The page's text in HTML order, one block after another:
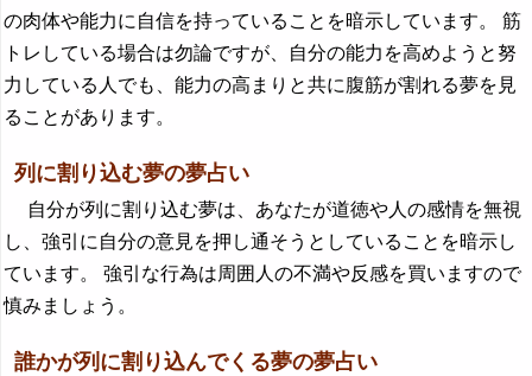
の肉体や能力に自信を持っていることを暗示しています。 筋
トレしている場合は勿論ですが、自分の能力を高めようと努
力している人でも、能力の高まりと共に腹筋が割れる夢を見
ることがあります。
列に割り込む夢の夢占い
自分が列に割り込む夢は、あなたが道徳や人の感情を無視
し、強引に自分の意見を押し通そうとしていることを暗示し
ています。 強引な行為は周囲人の不満や反感を買いますので
慎みましょう。
誰かが列に割り込んでくる夢の夢占い